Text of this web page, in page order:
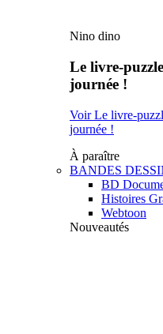
Nino dino
Le livre-
journée !
Voir Le livre-
journée !
À paraître
BANDES
BD
Histoires
Webtoon
Nouveautés